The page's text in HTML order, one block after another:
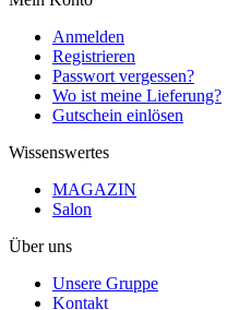
Anmelden
Registrieren
Passwort vergessen?
Wo ist meine Lieferung?
Gutschein einlösen
Wissenswertes
MAGAZIN
Salon
Über uns
Unsere Gruppe
Kontakt